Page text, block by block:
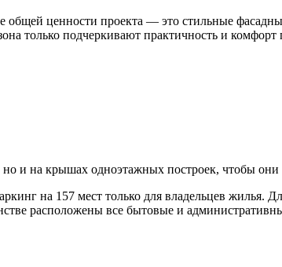
общей ценности проекта — это стильные
только подчеркивают практичность и
но и на крышах одноэтажных построек, чтобы
на 157 мест только для владельцев жилья.
расположены все бытовые и